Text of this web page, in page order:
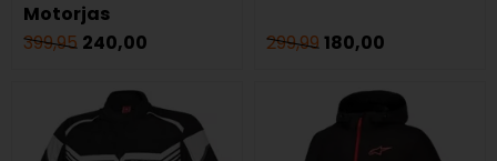
Motorjas
399,95 240,00 299,99180,00